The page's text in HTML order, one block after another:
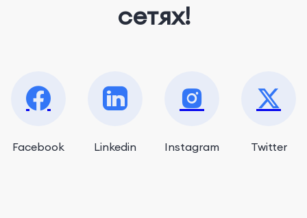
сетях!
Facebook Linkedin Instagram Twitter